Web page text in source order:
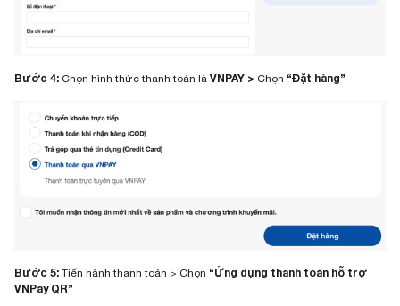
Bước 4: Chọn hình thức thanh toán là VNPAY > Chọn “Đặt hàng”
Bước 5: Tiến hành thanh toán > Chọn “Ứng dụng thanh toán hỗ trợ
VNPay QR”